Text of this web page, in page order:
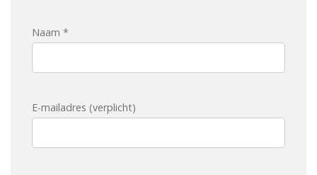
Naam *
E-mailadres (verplicht)